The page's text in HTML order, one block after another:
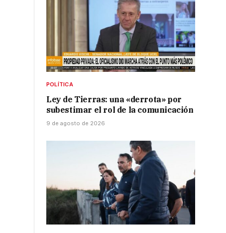
POLÍTICA
Ley de Tierras: una «derrota» por
subestimar el rol de la comunicación
9 de agosto de 2026